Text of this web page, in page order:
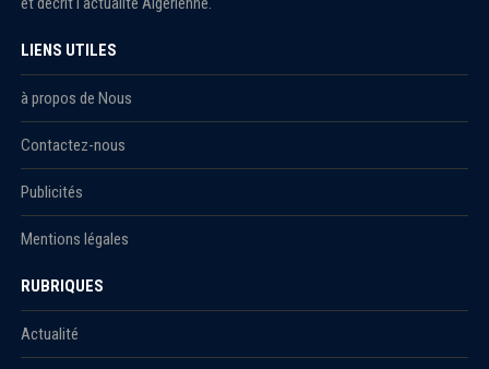
LIENS UTILES
à propos de Nous
Contactez-nous
Publicités
Mentions légales
RUBRIQUES
Actualité